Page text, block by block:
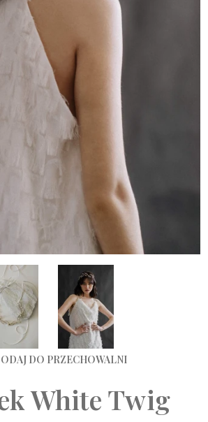
DO PRZECHOWALNI
White Twig